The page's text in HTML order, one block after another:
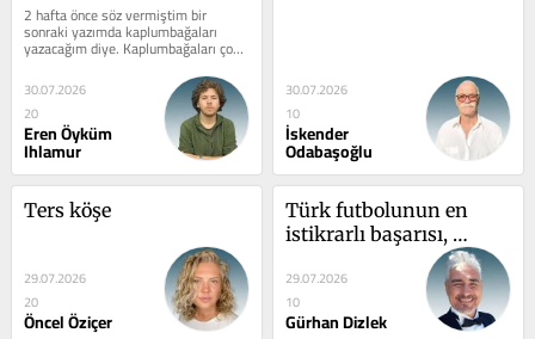
dileğiyle...
2 hafta önce söz vermiştim bir
sonraki yazımda kaplumbağaları
yazacağım diye. Kaplumbağaları çok
sevimli, ilginç bulduğumdan,...
30.07.2026
20
Eren Öyküm
Ihlamur
30.07.2026
10
İskender
Odabaşoğlu
Ters köşe
29.07.2026
20
Öncel Öziçer
Türk futbolunun en
istikrarlı başarısı,
sürekli değişim...
29.07.2026
10
Gürhan Dizlek